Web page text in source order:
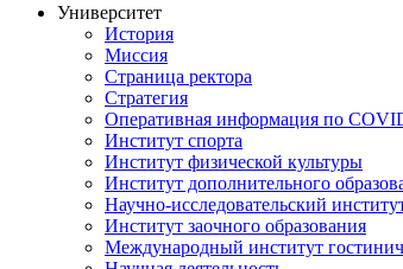
Университет
История
Миссия
Страница ректора
Стратегия
Оперативная информация по
Институт спорта
Институт физической культуры
Институт дополнительного
Научно-исследовательский
Институт заочного образования
Международный институт